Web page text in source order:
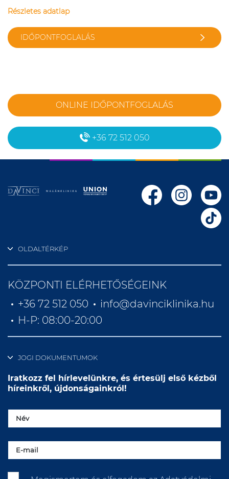
Részletes adatlap
IDŐPONTFOGLALÁS
ONLINE IDŐPONTFOGLALÁS
+36 72 512 050
OLDALTÉRKÉP
KÖZPONTI ELÉRHETŐSÉGEINK
+36 72 512 050
info@davinciklinika.hu
H-P: 08:00-20:00
JOGI DOKUMENTUMOK
Iratkozz fel hírlevelünkre, és értesülj első kézből
híreinkről, újdonságainkról!